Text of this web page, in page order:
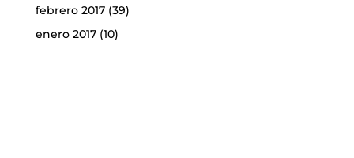
febrero 2017(39)
enero 2017(10)